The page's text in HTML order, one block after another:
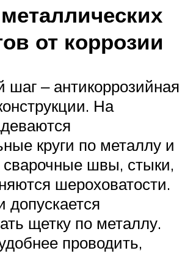
от коррозии
‒ антикоррозийная
На
круги по металлу и
сварочные швы, стыки,
шероховатости.
допускается
щетку по металлу.
проводить,